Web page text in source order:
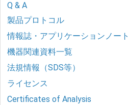
Q & A
製品プロトコル
情報誌・アプリケーションノート
機器関連資料一覧
法規情報（SDS等）
ライセンス
Certificates of Analysis